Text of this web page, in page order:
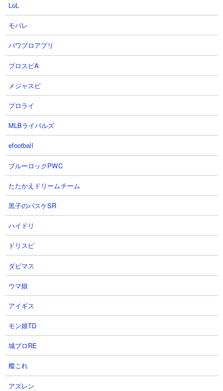
３．王子と死霊 サテライトやネゴエモンを使った
攻略
【出撃メンバー】
【攻略概要】
コンボは研究力をアップさせています。使用するのはサテライ
ト、ゼリーフィッシュ、ネゴエモン。1戦目はシンプルにサテライ
トとゼリーフィッシュをひたすら脳筋連打していくのみ。2戦目は
サテライトとネゴエモンを連打。もちろん各キャラの本能の鍛え
込みは必須ですが、どちらも2種連打のみでクリアできてしまうの
は感服です。
LoL
モバレ
パワプロアプリ
プロスピA
メジャスピ
プロライ
MLBライバルズ
efootball
ブルーロックPWC
たたかえドリームチーム
黒子のバスケSR
ハイドリ
ドリスピ
ダビマス
ウマ娘
アイギス
モン娘TD
城プロRE
艦これ
アズレン